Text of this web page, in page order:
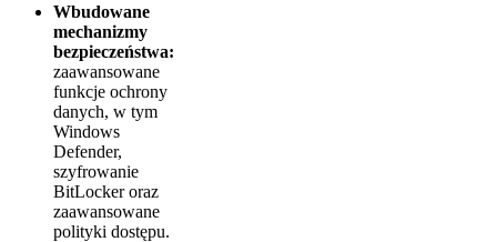
Wbudowane
mechanizmy
bezpieczeństwa:
zaawansowane
funkcje ochrony
danych, w tym
Windows
Defender,
szyfrowanie
BitLocker oraz
zaawansowane
polityki dostępu.